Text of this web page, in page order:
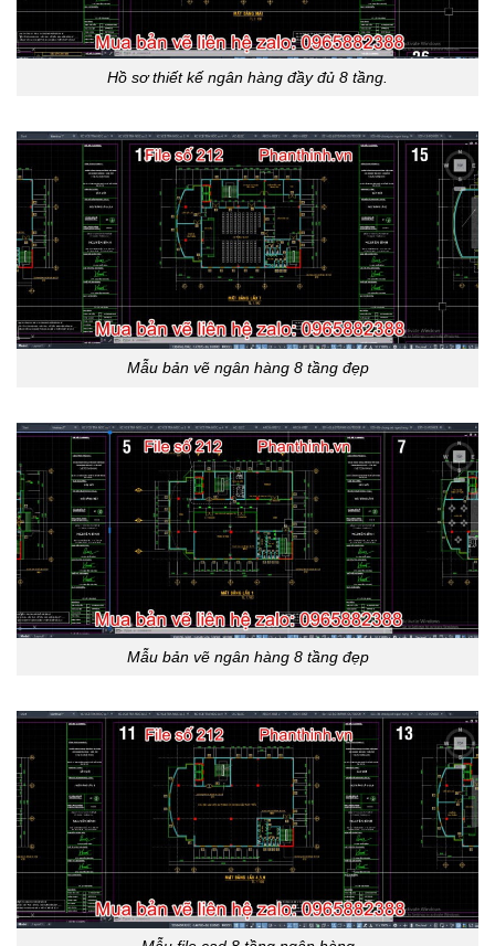
Hồ sơ thiết kế ngân hàng đầy đủ 8 tầng.
Mẫu bản vẽ ngân hàng 8 tầng đẹp
Mẫu bản vẽ ngân hàng 8 tầng đẹp